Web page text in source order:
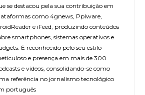
se destacou pela sua contribuição em
como 4gnews, Pplware,
e iFeed, produzindo conteúdos
smartphones, sistemas operativos e
É reconhecido pelo seu estilo
e presença em mais de 300
e vídeos, consolidando-se como
referência no jornalismo tecnológico
português